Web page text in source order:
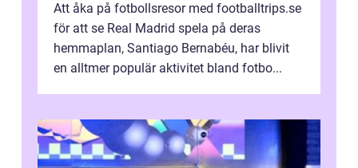
Att åka på fotbollsresor med footballtrips.se
för att se Real Madrid spela på deras
hemmaplan, Santiago Bernabéu, har blivit
en alltmer populär aktivitet bland fotbo...